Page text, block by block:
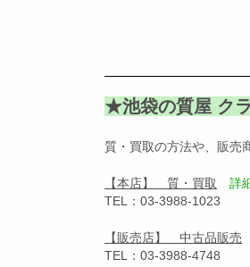
★池袋の質屋 ク
質・買取の方法や、販売
【本店】 質・買取
詳
TEL：03-3988-1023
【販売店】 中古品販売
TEL：03-3988-4748